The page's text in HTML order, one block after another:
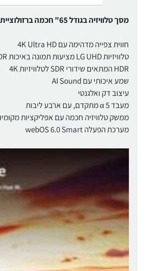
מסך טלוויזיה בגודל 65" חכמה ברזולוציית LG UHD 4K דגם 65UQ80006LD
חווית צפייה מדהימה עם 4K Ultra HD
HDR המתאים שידורי SDR לטלוויזיות 4K
שמע איכותי עם AI Sound
עיצוב דק ואלגנטי
מעבד 5 α מתקדם, עם ארבע ליבות
ממשק טלוויזיה חכמה עם אפליקציות
מערכת הפעלה webOS 6.0 Smart